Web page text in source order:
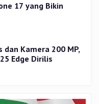
17 yang Bikin
dan Kamera 200 MP,
Edge Dirilis